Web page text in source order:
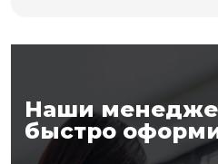
Наши
быстро